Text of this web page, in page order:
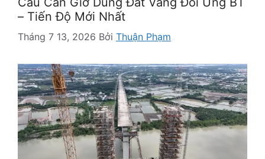
– Tiến Độ Mới Nhất
Tháng 7 13, 2026 Bởi Thuận Phạm